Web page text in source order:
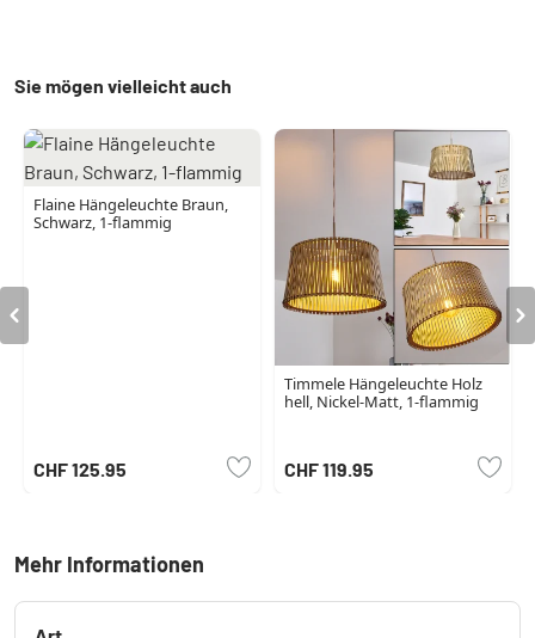
Sie mögen vielleicht auch
Flaine Hängeleuchte Braun,
Schwarz, 1-flammig
CHF 125.95
Timmele Hängeleuchte Holz
hell, Nickel-Matt, 1-flammig
CHF 119.95
Mehr Informationen